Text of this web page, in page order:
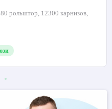
рольштор, 12300 карнизов,